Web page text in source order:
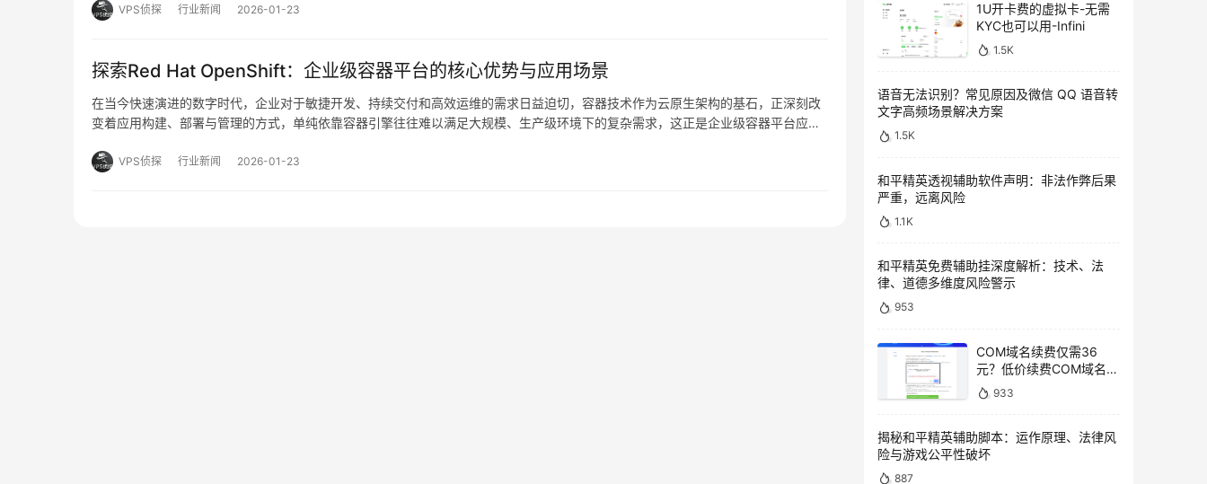
VPS侦探 行业新闻 2026-01-23
探索Red Hat OpenShift：企业级容器平台的核心优势与应用场景
在当今快速演进的数字时代，企业对于敏捷开发、持续交付和高效运维的需求日益迫切，容器技术作为云原生架构的基石，正深刻改
变着应用构建、部署与管理的方式，单纯依靠容器引擎往往难以满足大规模、生产级环境下的复杂需求，这正是企业级容器平台应运
VPS侦探 行业新闻 2026-01-23
1U开卡费的虚拟卡-无需
KYC也可以用-Infini
1.5K
语音无法识别？常见原因及微信 QQ 语音转
文字高频场景解决方案
1.5K
和平精英透视辅助软件声明：非法作弊后果
严重，远离风险
1.1K
和平精英免费辅助挂深度解析：技术、法
律、道德多维度风险警示
953
COM域名续费仅需36
元？低价续费COM域名教
程 933
揭秘和平精英辅助脚本：运作原理、法律风
险与游戏公平性破坏
887